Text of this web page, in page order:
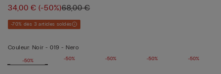
34,00 €(-50%)68,00 €
-70% dès 3 articles soldés
Couleur: Noir -019 - Nero
-50% -50% -50% -50% -50%
-50%